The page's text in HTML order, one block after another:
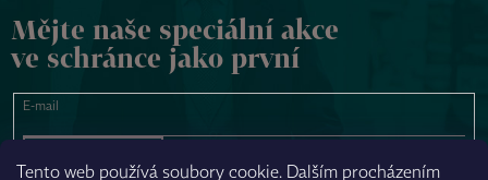
Tento web používá soubory cookie. Dalším procházením
Mějte naše speciální akce
ve schránce jako první
E-mail